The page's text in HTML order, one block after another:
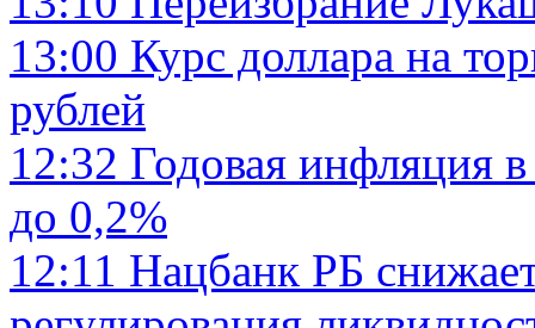
13:00 Курс доллара на
рублей
12:32 Годовая инфляция
до 0,2%
12:11 Нацбанк РБ